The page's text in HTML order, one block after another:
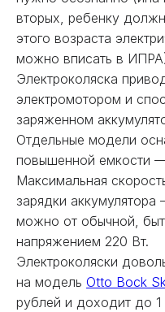
вторых, ребенку
этого возраста
можно вписать в
Электроколяска
электромотором и
заряженном
Отдельные модели
повышенной емкости
Максимальная
зарядки
можно от обычной,
напряжением 220 Вт.
Электроколяски
на модель Otto Bock
рублей и доходит до